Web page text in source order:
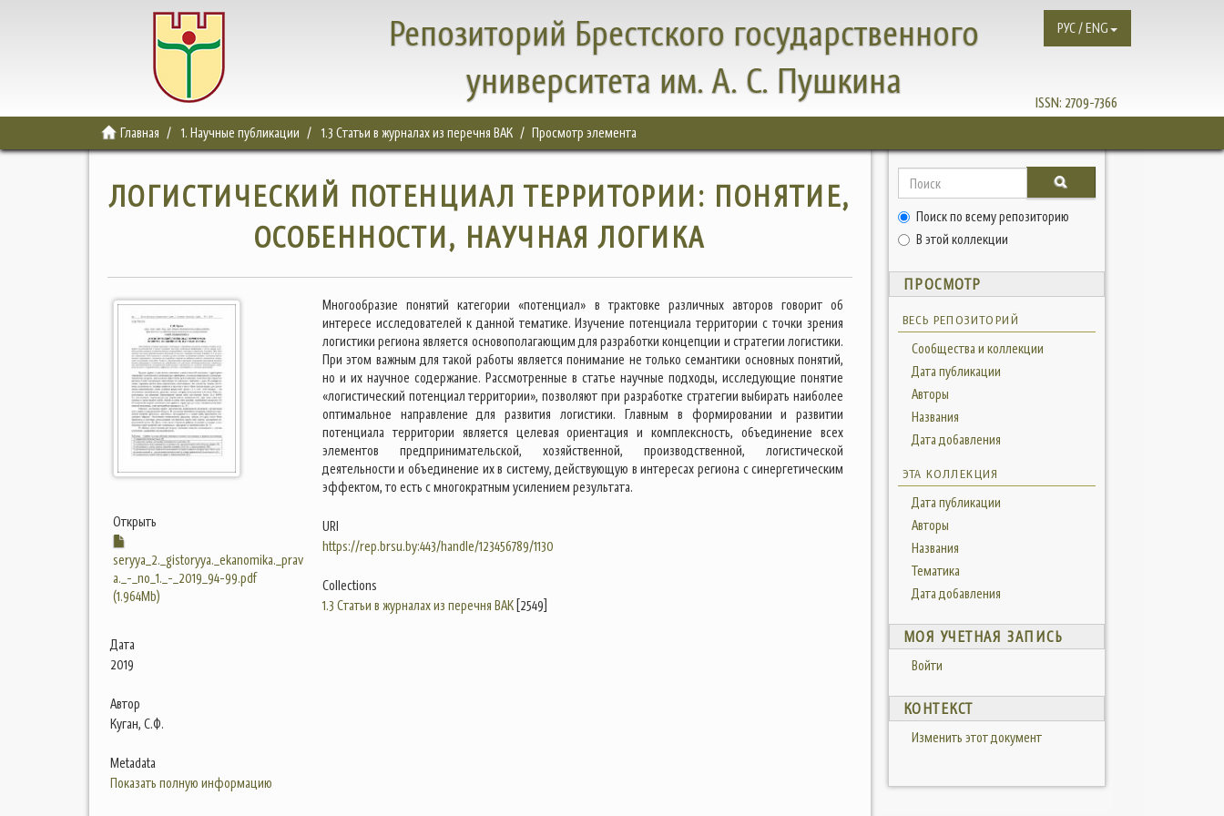
Репозиторий Брестского государственного
университета им. А. С. Пушкина
ISSN: 2709-7366
РУС / ENG
Главная 1. Научные публикации 1.3 Статьи в журналах из перечня ВАК Просмотр элемента
ЛОГИСТИЧЕСКИЙ ПОТЕНЦИАЛ ТЕРРИТОРИИ: ПОНЯТИЕ,
ОСОБЕННОСТИ, НАУЧНАЯ ЛОГИКА
Открыть
seryya_2._gistoryya._ekanomika._prav
a._-_no_1._-_2019_94-99.pdf
(1.964Mb)
Дата
2019
Автор
Куган, С.Ф.
Metadata
Показать полную информацию
Многообразие понятий категории «потенциал» в трактовке различных авторов говорит об
интересе исследователей к данной тематике. Изучение потенциала территории с точки зрения
логистики региона является основополагающим для разработки концепции и стратегии логистики.
При этом важным для такой работы является понимание не только семантики основных понятий,
но и их научное содержание. Рассмотренные в статье научные подходы, исследующие понятие
«логистический потенциал территории», позволяют при разработке стратегии выбирать наиболее
оптимальное направление для развития логистики. Главным в формировании и развитии
потенциала территории является целевая ориентация и комплексность, объединение всех
элементов предпринимательской, хозяйственной, производственной, логистической
деятельности и объединение их в систему, действующую в интересах региона с синергетическим
эффектом, то есть с многократным усилением результата.
URI
https://rep.brsu.by:443/handle/123456789/1130
Collections
1.3 Статьи в журналах из перечня ВАК[2549]
Поиск по всему репозиторию
В этой коллекции
ПРОСМОТР
ВЕСЬ РЕПОЗИТОРИЙ
Сообщества и коллекции
Дата публикации
Авторы
Названия
Дата добавления
ЭТА КОЛЛЕКЦИЯ
Дата публикации
Авторы
Названия
Тематика
Дата добавления
МОЯ УЧЕТНАЯ ЗАПИСЬ
Войти
КОНТЕКСТ
Изменить этот документ